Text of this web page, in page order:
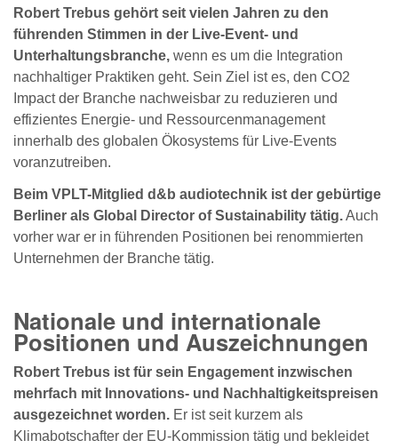
Robert Trebus gehört seit vielen Jahren zu den
führenden Stimmen in der Live-Event- und
Unterhaltungsbranche, wenn es um die Integration
nachhaltiger Praktiken geht. Sein Ziel ist es, den CO2
Impact der Branche nachweisbar zu reduzieren und
effizientes Energie- und Ressourcenmanagement
innerhalb des globalen Ökosystems für Live-Events
voranzutreiben.
Beim VPLT-Mitglied d&b audiotechnik ist der gebürtige
Berliner als Global Director of Sustainability tätig.Auch
vorher war er in führenden Positionen bei renommierten
Unternehmen der Branche tätig.
Nationale und internationale
Positionen und Auszeichnungen
Robert Trebus ist für sein Engagement inzwischen
mehrfach mit Innovations- und Nachhaltigkeitspreisen
ausgezeichnet worden. Er ist seit kurzem als
Klimabotschafter der EU-Kommission tätig und bekleidet